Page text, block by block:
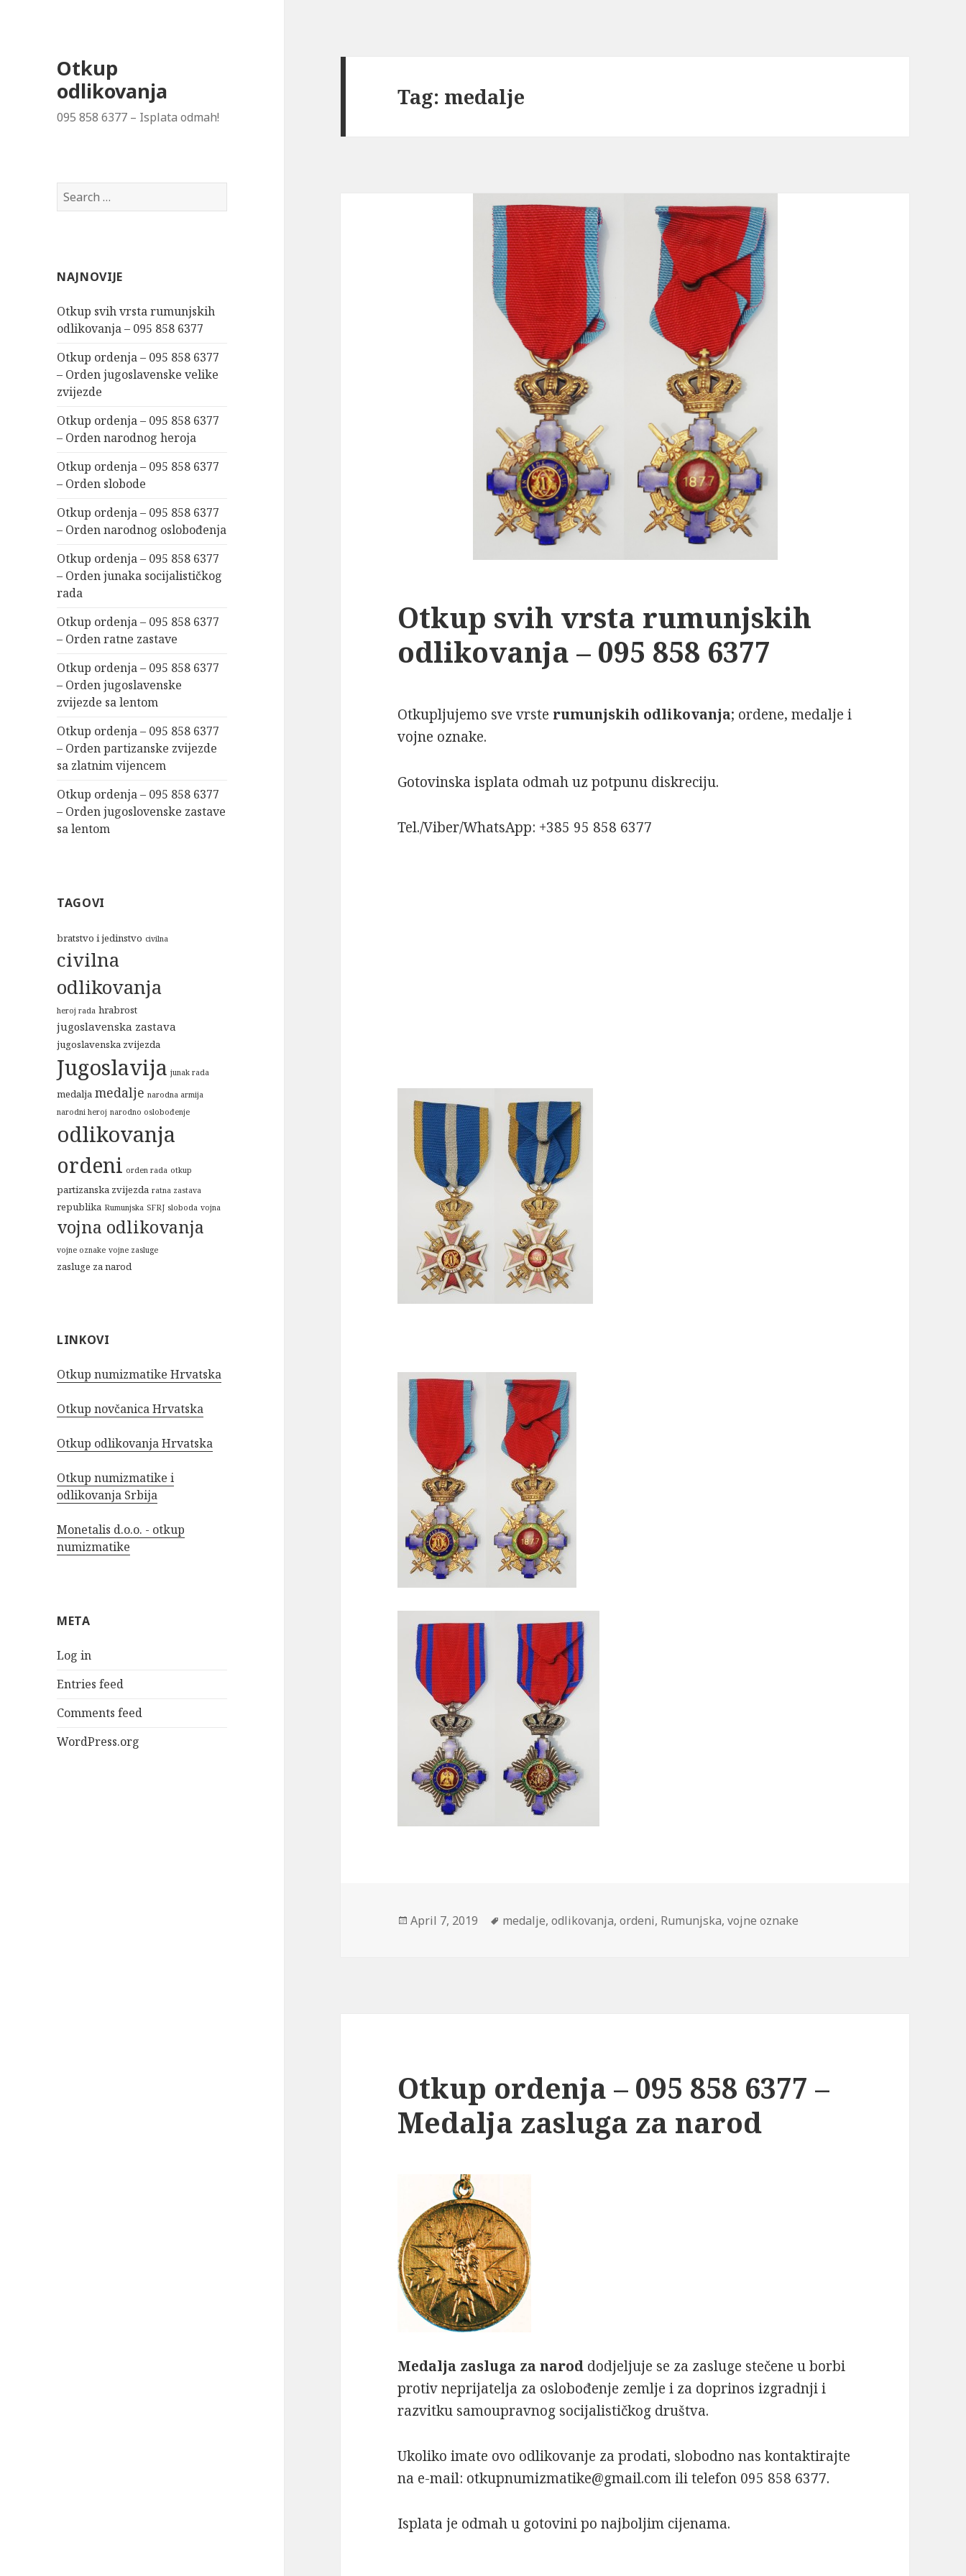
Otkup
odlikovanja
095 858 6377 – Isplata odmah!
Search
for:
NAJNOVIJE
Otkup svih vrsta rumunjskih
odlikovanja – 095 858 6377
Otkup ordenja – 095 858 6377
– Orden jugoslavenske velike
zvijezde
Otkup ordenja – 095 858 6377
– Orden narodnog heroja
Otkup ordenja – 095 858 6377
– Orden slobode
Otkup ordenja – 095 858 6377
– Orden narodnog oslobođenja
Otkup ordenja – 095 858 6377
– Orden junaka socijalističkog
rada
Otkup ordenja – 095 858 6377
– Orden ratne zastave
Otkup ordenja – 095 858 6377
– Orden jugoslavenske
zvijezde sa lentom
Otkup ordenja – 095 858 6377
– Orden partizanske zvijezde
sa zlatnim vijencem
Otkup ordenja – 095 858 6377
– Orden jugoslovenske zastave
sa lentom
TAGOVI
bratstvo i jedinstvo civilna
civilna
odlikovanja
heroj rada hrabrost
jugoslavenska zastava
jugoslavenska zvijezda
Jugoslavija junak rada
medalja medalje narodna armija
narodni heroj narodno oslobođenje
odlikovanja
ordeni orden rada otkup
partizanska zvijezda ratna zastava
republika Rumunjska SFRJ sloboda vojna
vojna odlikovanja
vojne oznake vojne zasluge
zasluge za narod
LINKOVI
Otkup numizmatike Hrvatska
Otkup novčanica Hrvatska
Otkup odlikovanja Hrvatska
Otkup numizmatike i
odlikovanja Srbija
Monetalis d.o.o. - otkup
numizmatike
META
Log in
Entries feed
Comments feed
WordPress.org
Tag: medalje
Otkup svih vrsta rumunjskih
odlikovanja – 095 858 6377
Otkupljujemo sve vrste rumunjskih odlikovanja; ordene, medalje i
vojne oznake.
Gotovinska isplata odmah uz potpunu diskreciju.
Tel./Viber/WhatsApp: +385 95 858 6377
Posted
April 7, 2019 Tags
medalje,odlikovanja,ordeni, Rumunjska,vojne oznake
Otkup ordenja – 095 858 6377 –
Medalja zasluga za narod
Medalja zasluga za narod dodjeljuje se za zasluge stečene u borbi
protiv neprijatelja za oslobođenje zemlje i za doprinos iz­gradnji i
razvitku samoupravnog socijali­stičkog društva.
Ukoliko imate ovo odlikovanje za prodati, slobodno nas kontaktirajte
na e-mail: otkupnumizmatike@gmail.com ili telefon 095 858 6377.
Isplata je odmah u gotovini po najboljim cijenama.